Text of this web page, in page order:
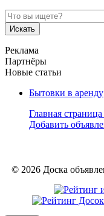
Искать
Реклама
Партнёры
Новые статьи
Бытовки в аренду
Главная страница
Добавить
© 2026 Доска